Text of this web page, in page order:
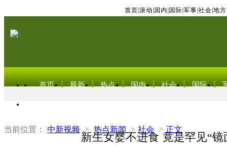
首页 滚动 国内 国际 军事 社会 地方
首页 最新 热点 国内 社会 国际
当前位置： 中新视频 > 热点新闻 > 社会 > 正文
新生女婴不进食 竟是罕见“镜